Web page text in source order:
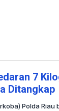
7
Ditangkap
Polda Riau